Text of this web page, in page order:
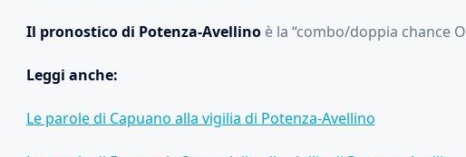
Il pronostico di Potenza-Avellinoè la “combo/doppia chance
Leggi anche:
Le parole di Capuano alla vigilia di Potenza-Avellino